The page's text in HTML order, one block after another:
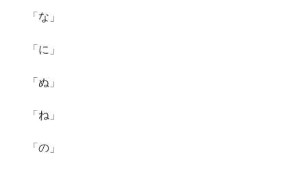
「な」
「に」
「ぬ」
「ね」
「の」